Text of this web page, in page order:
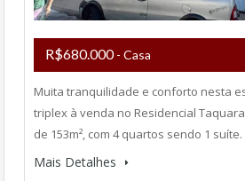
R$680.000- Casa
Muita tranquilidade e conforto nesta
triplex à venda no Residencial
de 153m², com 4 quartos sendo 1
Mais Detalhes